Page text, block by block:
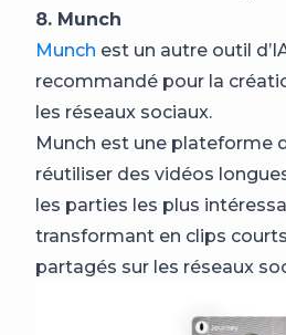
8. Munch
Munch est un autre outil
recommandé pour la
les réseaux sociaux.
Munch est une plateforme
réutiliser des vidéos
les parties les plus
transformant en clips
partagés sur les réseaux